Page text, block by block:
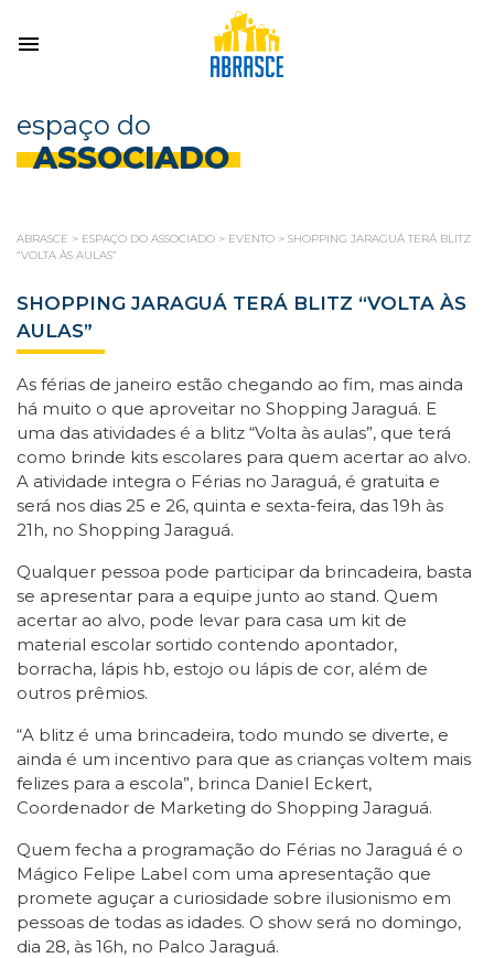
espaço do
ASSOCIADO
ABRASCE > ESPAÇO DO ASSOCIADO > EVENTO > SHOPPING JARAGUÁ TERÁ BLITZ
“VOLTA ÀS AULAS”
SHOPPING JARAGUÁ TERÁ BLITZ “VOLTA ÀS
AULAS”
As férias de janeiro estão chegando ao fim, mas ainda
há muito o que aproveitar no Shopping Jaraguá. E
uma das atividades é a blitz “Volta às aulas”, que terá
como brinde kits escolares para quem acertar ao alvo.
A atividade integra o Férias no Jaraguá, é gratuita e
será nos dias 25 e 26, quinta e sexta-feira, das 19h às
21h, no Shopping Jaraguá.
Qualquer pessoa pode participar da brincadeira, basta
se apresentar para a equipe junto ao stand. Quem
acertar ao alvo, pode levar para casa um kit de
material escolar sortido contendo apontador,
borracha, lápis hb, estojo ou lápis de cor, além de
outros prêmios.
“A blitz é uma brincadeira, todo mundo se diverte, e
ainda é um incentivo para que as crianças voltem mais
felizes para a escola”, brinca Daniel Eckert,
Coordenador de Marketing do Shopping Jaraguá.
Quem fecha a programação do Férias no Jaraguá é o
Mágico Felipe Label com uma apresentação que
promete aguçar a curiosidade sobre ilusionismo em
pessoas de todas as idades. O show será no domingo,
dia 28, às 16h, no Palco Jaraguá.